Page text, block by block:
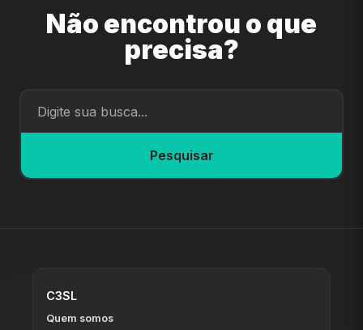
Não encontrou o que
precisa?
Pesquisar
C3SL
Quem somos